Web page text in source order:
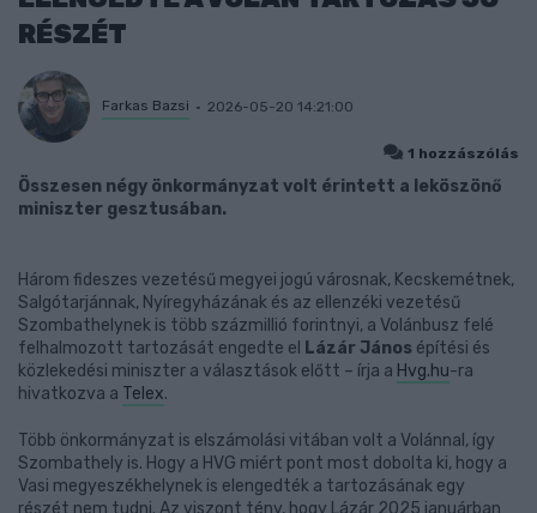
RÉSZÉT
Farkas Bazsi 2026-05-20 14:21:00
1 hozzászólás
Összesen négy önkormányzat volt érintett a leköszönő
miniszter gesztusában.
Három fideszes vezetésű megyei jogú városnak, Kecskemétnek,
Salgótarjánnak, Nyíregyházának és az ellenzéki vezetésű
Szombathelynek is több százmillió forintnyi, a Volánbusz felé
felhalmozott tartozását engedte el Lázár János építési és
közlekedési miniszter a választások előtt – írja a Hvg.hu-ra
hivatkozva a Telex.
Több önkormányzat is elszámolási vitában volt a Volánnal, így
Szombathely is. Hogy a HVG miért pont most dobolta ki, hogy a
Vasi megyeszékhelynek is elengedték a tartozásának egy
részét nem tudni. Az viszont tény, hogy Lázár 2025 januárban